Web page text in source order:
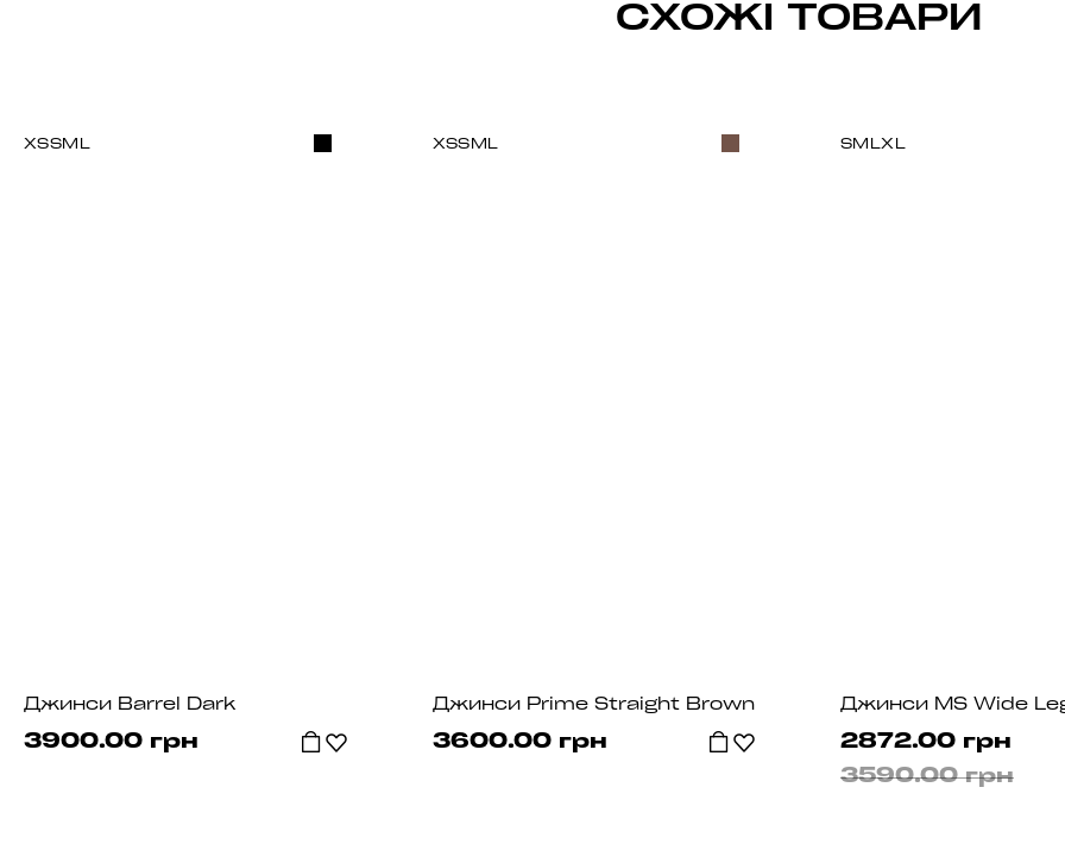
СХОЖІ ТОВАРИ
XSSM L
Джинси Barrel Dark
3900.00 грн
XSS M L
Джинси Prime Straight Brown
3600.00 грн
SM LXL
2872.00 грн
3590.00 грн